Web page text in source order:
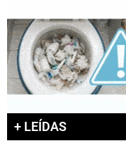
+ LEÍDAS